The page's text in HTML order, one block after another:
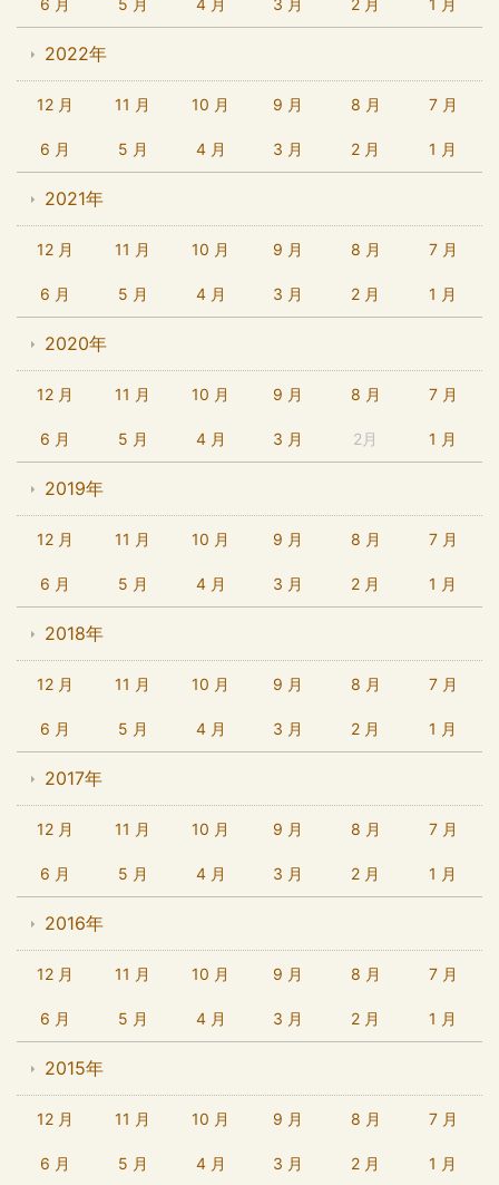
6 月 5 月 4 月 3 月 2 月 1 月
2022年
12 月 11 月 10 月 9 月 8 月 7 月
6 月 5 月 4 月 3 月 2 月 1 月
2021年
12 月 11 月 10 月 9 月 8 月 7 月
6 月 5 月 4 月 3 月 2 月 1 月
2020年
12 月 11 月 10 月 9 月 8 月 7 月
6 月 5 月 4 月 3 月 2月 1 月
2019年
12 月 11 月 10 月 9 月 8 月 7 月
6 月 5 月 4 月 3 月 2 月 1 月
2018年
12 月 11 月 10 月 9 月 8 月 7 月
6 月 5 月 4 月 3 月 2 月 1 月
2017年
12 月 11 月 10 月 9 月 8 月 7 月
6 月 5 月 4 月 3 月 2 月 1 月
2016年
12 月 11 月 10 月 9 月 8 月 7 月
6 月 5 月 4 月 3 月 2 月 1 月
2015年
12 月 11 月 10 月 9 月 8 月 7 月
6 月 5 月 4 月 3 月 2 月 1 月